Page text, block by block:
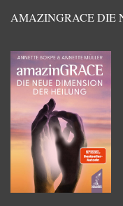
AMAZINGRACE DIE